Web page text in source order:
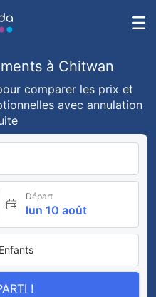
à Chitwan
comparer les prix et
avec annulation
Départ
lun 10 août
Enfants
!